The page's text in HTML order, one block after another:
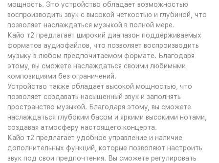
мощность. Это устройство обладает возможностью
воспроизводить звук с высокой четкостью и глубиной, что
позволяет наслаждаться музыкой в полной мере.
Кайо т2 предлагает широкий диапазон поддерживаемых
форматов аудиофайлов, что позволяет воспроизводить
музыку в любом предпочитаемом формате. Благодаря
этому, вы сможете наслаждаться своими любимыми
композициями без ограничений.
Устройство также обладает высокой мощностью, что
позволяет создавать насыщенный звук и заполнять
пространство музыкой. Благодаря этому, вы сможете
наслаждаться глубоким басом и яркими высокими нотами,
создавая атмосферу настоящего концерта.
Кайо т2 предлагает удобное управление и наличие
дополнительных функций, которые позволяют настроить
звук под свои предпочтения. Вы сможете регулировать